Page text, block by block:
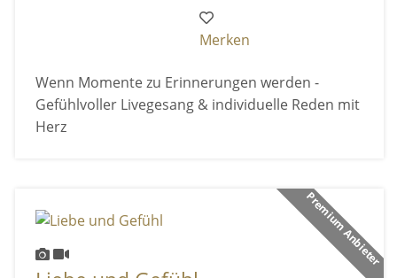
Merken
Wenn Momente zu Erinnerungen werden -
Gefühlvoller Livegesang & individuelle Reden mit
Herz
Premium Anbieter